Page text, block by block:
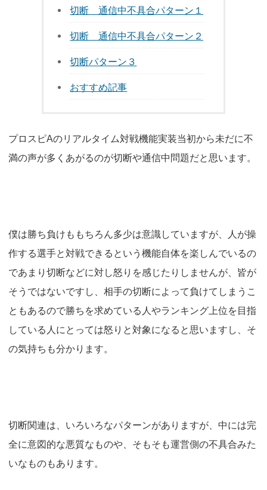
切断 通信中不具合パターン１
切断 通信中不具合パターン２
切断パターン３
おすすめ記事
プロスピAのリアルタイム対戦機能実装当初から未だに不
満の声が多くあがるのが切断や通信中問題だと思います。
僕は勝ち負けももちろん多少は意識していますが、人が操
作する選手と対戦できるという機能自体を楽しんでいるの
であまり切断などに対し怒りを感じたりしませんが、皆が
そうではないですし、相手の切断によって負けてしまうこ
ともあるので勝ちを求めている人やランキング上位を目指
している人にとっては怒りと対象になると思いますし、そ
の気持ちも分かります。
切断関連は、いろいろなパターンがありますが、中には完
全に意図的な悪質なものや、そもそも運営側の不具合みた
いなものもあります。